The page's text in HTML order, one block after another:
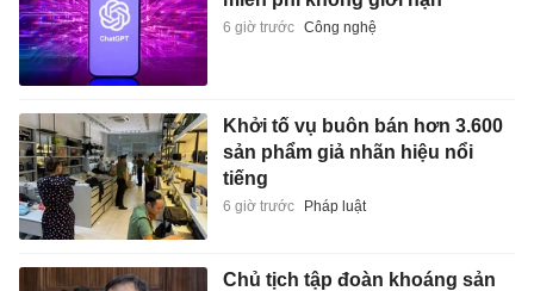
6 giờ trước Công nghệ
Khởi tố vụ buôn bán hơn 3.600
sản phẩm giả nhãn hiệu nổi
tiếng
6 giờ trước Pháp luật
Chủ tịch tập đoàn khoáng sản